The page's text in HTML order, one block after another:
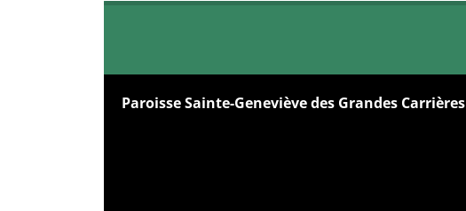
Paroisse Sainte-Geneviève des Grandes Carrières